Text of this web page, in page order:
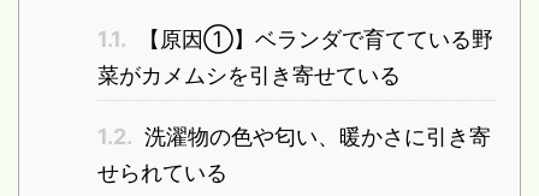
1.1.
【原因①】ベランダで育てている野
菜がカメムシを引き寄せている
1.2. 洗濯物の色や匂い、暖かさに引き寄
せられている